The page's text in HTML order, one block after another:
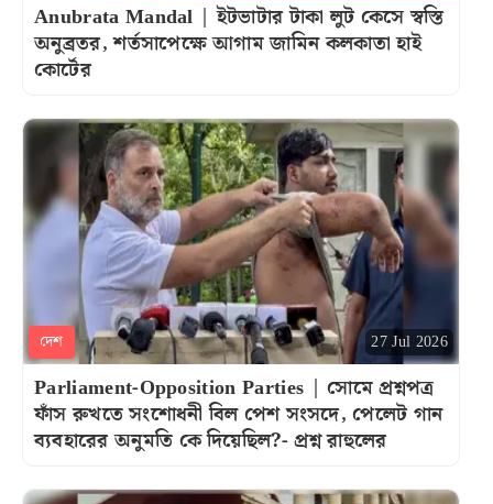
Anubrata Mandal | ইটভাটার টাকা লুট কেসে স্বস্তি
অনুব্রতর, শর্তসাপেক্ষে আগাম জামিন কলকাতা হাই
কোর্টের
দেশ 27 Jul 2026
Parliament-Opposition Parties | সোমে প্রশ্নপত্র
ফাঁস রুখতে সংশোধনী বিল পেশ সংসদে, পেলেট গান
ব্যবহারের অনুমতি কে দিয়েছিল?- প্রশ্ন রাহুলের